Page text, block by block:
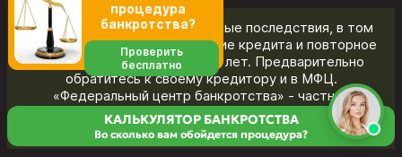
Банкротство влечет негативные последствия, в том
числе ограничения на получение кредита и повторное
банкротство в течение пяти лет. Предварительно
обратитесь к своему кредитору и в МФЦ.
«Федеральный центр банкротства» - частная
юридическая компания. Название бренда не указывает
на принадлежность к органам государственной власти.
КАЛЬКУЛЯТОР БАНКРОТСТВА
Во сколько вам обойдется процедура?
процедура
банкротства?
Проверить
бесплатно